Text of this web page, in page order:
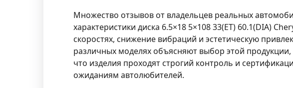
Множество отзывов от владельцев реальных
характеристики диска 6.5×18 5×108 33(ET) 60.1(DIA)
скоростях, снижение вибраций и эстетическую
различных моделях объясняют выбор этой
что изделия проходят строгий контроль и
ожиданиям автолюбителей.